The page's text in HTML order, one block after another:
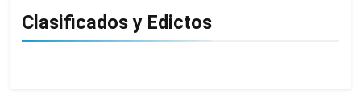
Clasificados y Edictos